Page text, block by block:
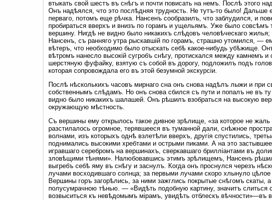
втыкать свой шестъ въ снѣгъ и почти повисать на немъ. Послѣ этого
Онъ надѣялся, что это послѣдняя трудность. Не тутъ-то было!
перваго, потомъ еще рѣчка. Нансенъ сообразилъ, что заблудился, и
пробираться вверхъ и внизъ по горамъ и ущельямъ. Уже было совсѣмъ
вершину. Нигдѣ не видно было никакихъ слѣдовъ человѣческаго
Нансенъ, съ ранняго утра рыскавшій по горамъ, страшно утомился, —
вѣтеръ, что необходимо было отыскать себѣ какое-нибудь убѣжище.
вѣтромъ нанесло высокій сугробъ снѣгу, протискался между камнемъ
шерстяную фуфайку, взятую съ собой въ дорогу, подложилъ подъ
которая сопровождала его въ этой безумной экскурсіи.
Послѣ нѣсколькихъ часовъ мирнаго сна онъ снова надѣлъ лыжи и при
собственнымъ слѣдамъ. Но онъ снова сбился съ пути и попалъ не въ
видно было никакихъ шалашей. Онъ рѣшилъ взобраться на высокую
окружающую мѣстность.
Съ вершины ему открылось такое дивное зрѣлище, «за которое не
разстилалось огромное, терявшееся въ туманной дали, снѣжное
волнами, изъ которыхъ однѣ взлетѣли вверхъ, другія спустились,
поднимались высокими хребтами и острыми пиками. А на это
игравшаго серебромъ на вершинахъ, сверкавшаго брилліантами въ
зловѣщими тѣнями». Налюбовавшись этимъ зрѣлищемъ, Нансенъ
выгребъ себѣ яму въ снѣгу и заснулъ. Когда онъ проснулся черезъ
лучами восходившаго солнца; за первыми лучами скоро хлынуло
Вершины горъ загорѣлись, за ними зажглись покрытые снѣгомъ скаты,
полусумрачною тѣнью. — «Видѣть подобную картину, значитъ слиться
возвыситься къ невѣдомымъ мірамъ, увидѣть отблескъ вѣчности»—въ